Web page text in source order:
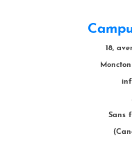
18,
Sans